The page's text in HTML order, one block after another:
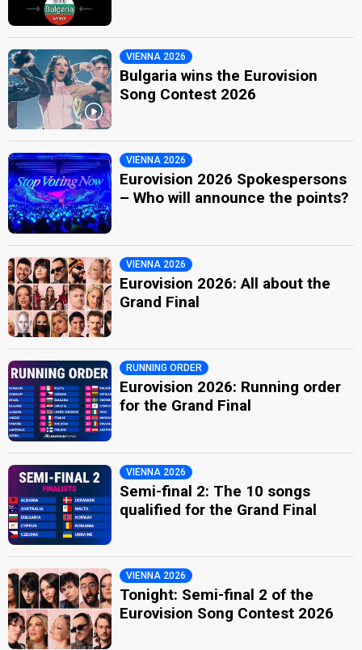
VIENNA 2026
Bulgaria wins the Eurovision
Song Contest 2026
VIENNA 2026
Eurovision 2026 Spokespersons
– Who will announce the points?
VIENNA 2026
Eurovision 2026: All about the
Grand Final
RUNNING ORDER
Eurovision 2026: Running order
for the Grand Final
VIENNA 2026
Semi-final 2: The 10 songs
qualified for the Grand Final
VIENNA 2026
Tonight: Semi-final 2 of the
Eurovision Song Contest 2026